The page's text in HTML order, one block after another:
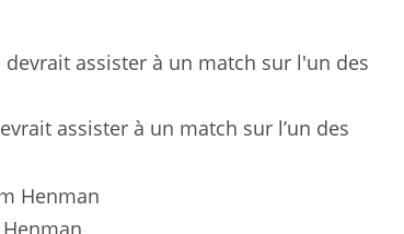
assister à un match sur l’un des